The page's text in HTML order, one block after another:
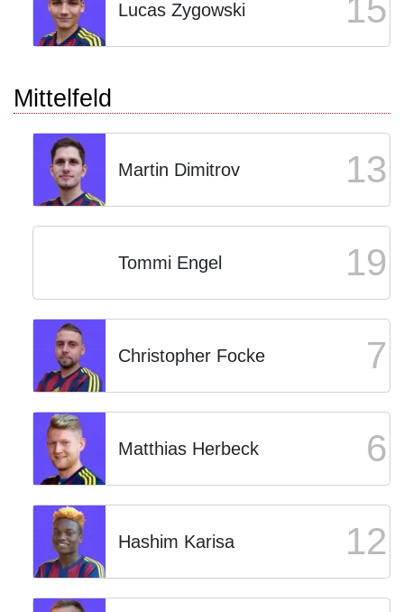
Lucas Zygowski 15
Mittelfeld
Martin Dimitrov 13
Tommi Engel 19
Christopher Focke 7
Matthias Herbeck 6
Hashim Karisa 12